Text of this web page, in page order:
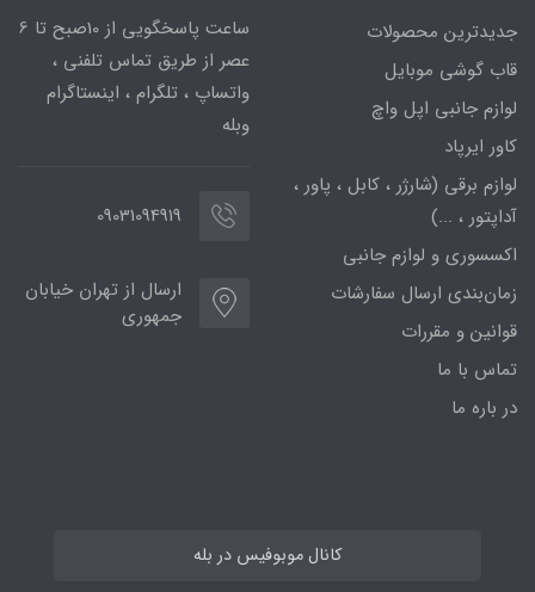
جدیدترین محصولات
قاب گوشی موبایل
لوازم جانبی اپل واچ
کاور ایرپاد
لوازم برقی (شارژر ، کابل ، پاور ،
آداپتور ، ...)
اکسسوری و لوازم جانبی
زمان‌بندی ارسال سفارشات
قوانین و مقررات
تماس با ما
در باره ما
ساعت پاسخگویی از 10صبح تا 6
عصر از طریق تماس تلفنی ،
واتساپ ، تلگرام ، اینستاگرام
وبله
09031094919
ارسال از تهران خیابان
جمهوری
کانال موبوفیس در بله